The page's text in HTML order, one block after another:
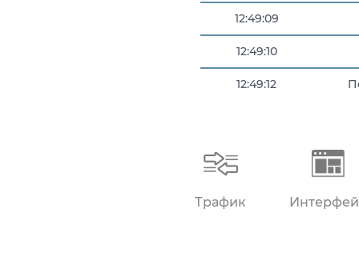
12:49:09
12:49:10
12:49:12
Трафик